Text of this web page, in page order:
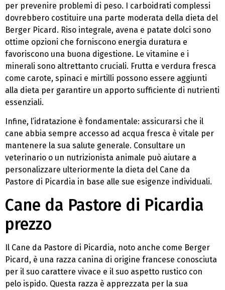
per prevenire problemi di peso. I carboidrati complessi
dovrebbero costituire una parte moderata della dieta del
Berger Picard. Riso integrale, avena e patate dolci sono
ottime opzioni che forniscono energia duratura e
favoriscono una buona digestione. Le vitamine e i
minerali sono altrettanto cruciali. Frutta e verdura fresca
come carote, spinaci e mirtilli possono essere aggiunti
alla dieta per garantire un apporto sufficiente di nutrienti
essenziali.
Infine, l’idratazione è fondamentale: assicurarsi che il
cane abbia sempre accesso ad acqua fresca è vitale per
mantenere la sua salute generale. Consultare un
veterinario o un nutrizionista animale può aiutare a
personalizzare ulteriormente la dieta del Cane da
Pastore di Picardia in base alle sue esigenze individuali.
Cane da Pastore di Picardia
prezzo
Il Cane da Pastore di Picardia, noto anche come Berger
Picard, è una razza canina di origine francese conosciuta
per il suo carattere vivace e il suo aspetto rustico con
pelo ispido. Questa razza è apprezzata per la sua